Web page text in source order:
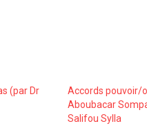
(par Dr
Accords pouvoir/
Aboubacar
Salifou Sylla